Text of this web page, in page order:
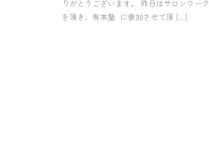
りがとうございます。 昨日はサロンワーク
を頂き、有本塾 に参加させて頂 […]